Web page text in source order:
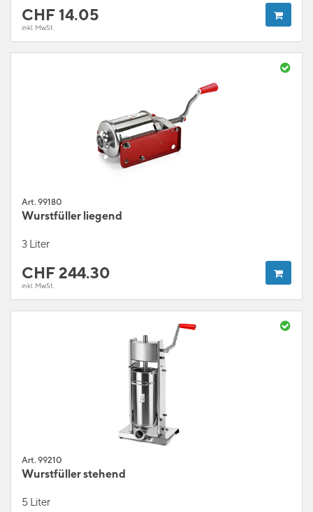
CHF 14.05
inkl. MwSt.
Art. 99180
Wurstfüller liegend
3 Liter
CHF 244.30
inkl. MwSt.
Art. 99210
Wurstfüller stehend
5 Liter